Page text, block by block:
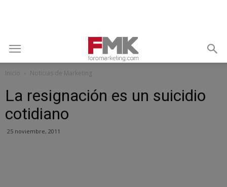
Inicio Noticias de Marketing
La resignación es un suicidio
cotidiano
25 noviembre, 2011